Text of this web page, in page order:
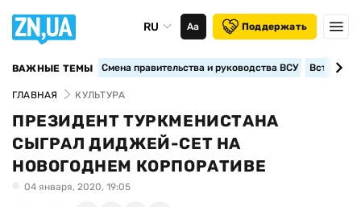
RU Аа Поддержать
ВАЖНЫЕ ТЕМЫ Смена правительства и руководства ВСУ
ГЛАВНАЯ КУЛЬТУРА
ПРЕЗИДЕНТ ТУРКМЕНИСТАНА
СЫГРАЛ ДИДЖЕЙ-СЕТ НА
НОВОГОДНЕМ КОРПОРАТИВЕ
04 января, 2020, 19:05